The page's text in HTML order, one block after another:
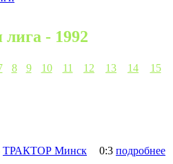
лига - 1992
8 9 10 11 12 13 14 15
ТРАКТОР Минск 0:3 подробнее